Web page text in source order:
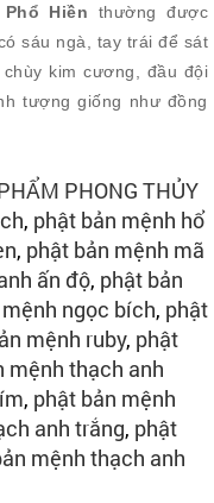
Phổ Hiền thường được
sáu ngà, tay trái để sát
kim cương, đầu đội
tượng giống như đồng
PHONG THỦY
, phật bản mệnh hổ
, phật bản mệnh mã
ấn độ, phật bản
ngọc bích, phật
mệnh ruby, phật
mệnh thạch anh
, phật bản mệnh
anh trắng, phật
mệnh thạch anh